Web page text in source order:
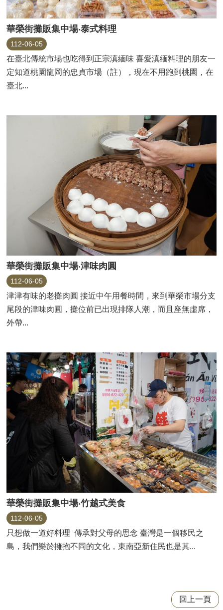
華榮街攤販集中場‧泰式料理
112-06-05
在臺北傳統市場也吃得到正宗滇緬味 喜愛滇緬料理的朋友一
定知道桃園龍岡的忠貞市場（註），現在不用跑到桃園，在
臺北...
華榮街攤販集中場‧津味肉圓
112-06-05
津津有味的老攤肉圓 接近中午用餐時間，來到華榮市場分支
尾段的津味肉圓，攤位前已出現排隊人潮，而且座無虛席，
外帶...
華榮街攤販集中場‧竹越式美食
112-06-05
只想做一道好料理 傳承對父母的思念 臺灣是一個移民之
島，我們樂於擁抱不同的文化，東南亞新住民也是其...
回上一頁